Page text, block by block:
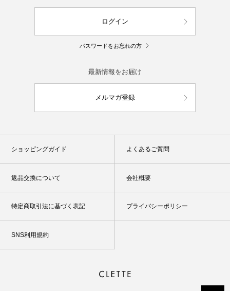
ログイン
パスワードをお忘れの方
最新情報をお届け
メルマガ登録
ショッピングガイド よくあるご質問
返品交換について 会社概要
特定商取引法に基づく表記 プライバシーポリシー
SNS利用規約